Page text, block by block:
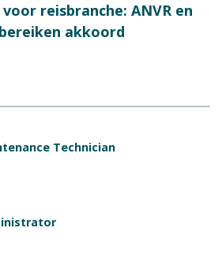
reisbranche: ANVR en
akkoord
Technician